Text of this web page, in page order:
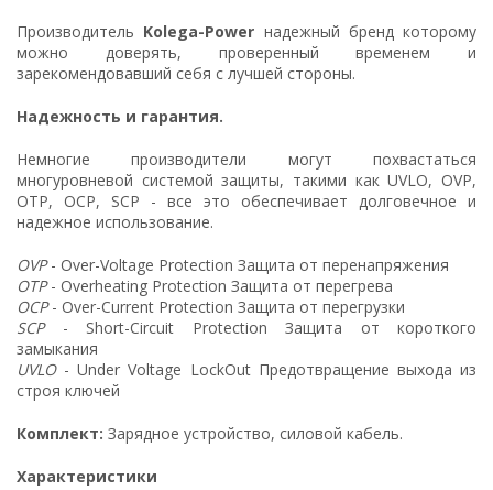
Производитель Kolega-Power надежный бренд которому
можно доверять, проверенный временем и
зарекомендовавший себя с лучшей стороны.
Надежность и гарантия.
Немногие производители могут похвастаться
многуровневой системой защиты, такими как UVLO, OVP,
OTP, OCP, SCP - все это обеспечивает долговечное и
надежное использование.
OVP- Over-Voltage Protection Защита от перенапряжения
OTP- Overheating Protection Защита от перегрева
OCP- Over-Current Protection Защита от перегрузки
SCP- Short-Circuit Protection Защита от короткого
замыкания
UVLO- Under Voltage LockOut Предотвращение выхода из
строя ключей
Комплект: Зарядное устройство, силовой кабель.
Характеристики